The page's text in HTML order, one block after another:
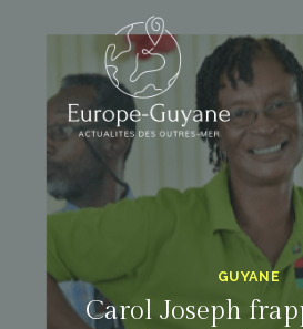
content
GUYANE
Carol Joseph